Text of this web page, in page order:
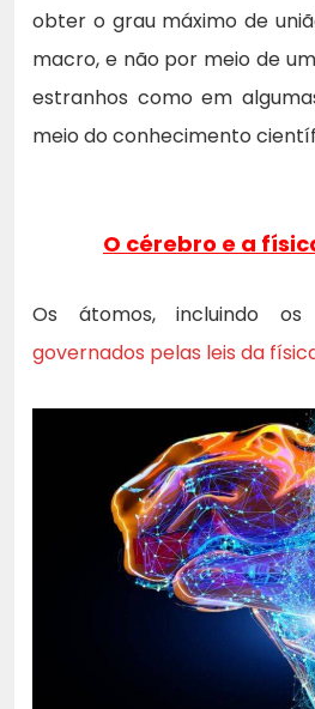
obter o grau máximo de
macro, e não por meio de
estranhos como em
meio do conhecimento
O cérebro e a
Os átomos, incluindo
governados pelas leis da